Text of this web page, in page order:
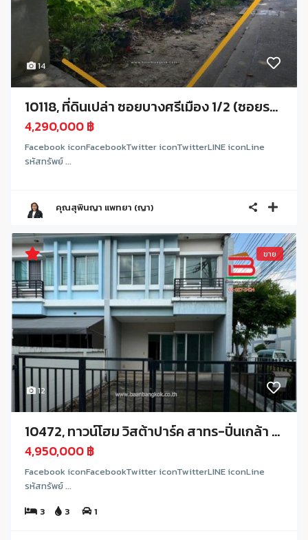
14
10118, ที่ดินเปล่า ซอยบางศรีเมือง 1/2 (ซอยร...
4,290,000 ฿
Facebook iconFacebookTwitter iconTwitterLINE iconLine
รหัสทรัพย์ ...
คุณสุพินญา แพทยา (ญา)
12
ขาย
10472, ทาวน์โฮม วิสต้าปาร์ค สาทร-ปิ่นเกล้า ...
4,950,000 ฿
Facebook iconFacebookTwitter iconTwitterLINE iconLine
รหัสทรัพย์ ...
3
3 1